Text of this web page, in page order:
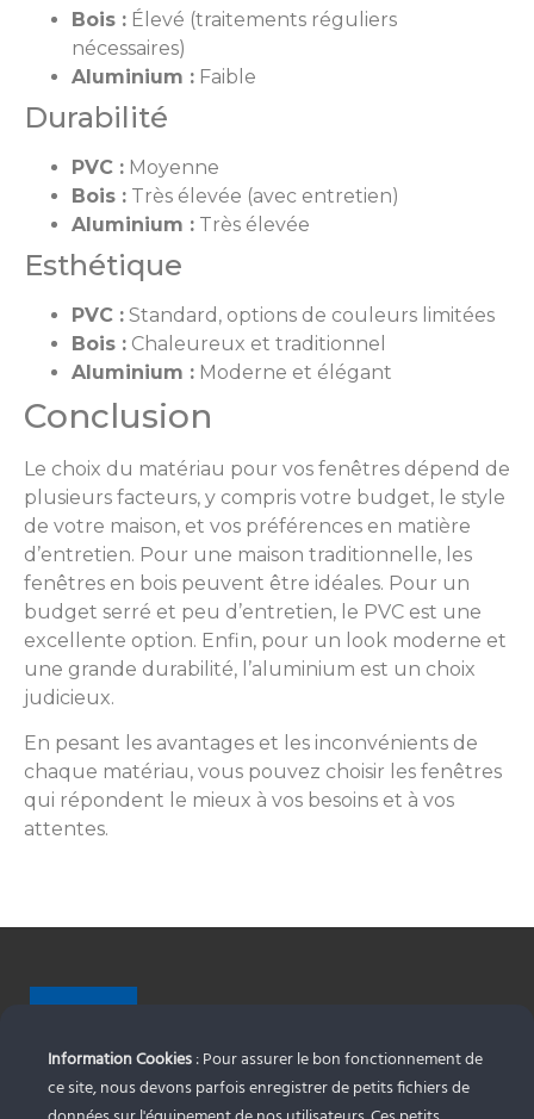
Bois : Élevé (traitements réguliers
nécessaires)
Aluminium : Faible
Durabilité
PVC : Moyenne
Bois : Très élevée (avec entretien)
Aluminium : Très élevée
Esthétique
PVC : Standard, options de couleurs limitées
Bois : Chaleureux et traditionnel
Aluminium : Moderne et élégant
Conclusion
Le choix du matériau pour vos fenêtres dépend de
plusieurs facteurs, y compris votre budget, le style
de votre maison, et vos préférences en matière
d’entretien. Pour une maison traditionnelle, les
fenêtres en bois peuvent être idéales. Pour un
budget serré et peu d’entretien, le PVC est une
excellente option. Enfin, pour un look moderne et
une grande durabilité, l’aluminium est un choix
judicieux.
En pesant les avantages et les inconvénients de
chaque matériau, vous pouvez choisir les fenêtres
qui répondent le mieux à vos besoins et à vos
attentes.
Alunord Aluminium
Information Cookies: Pour assurer le bon fonctionnement de
ce site, nous devons parfois enregistrer de petits fichiers de